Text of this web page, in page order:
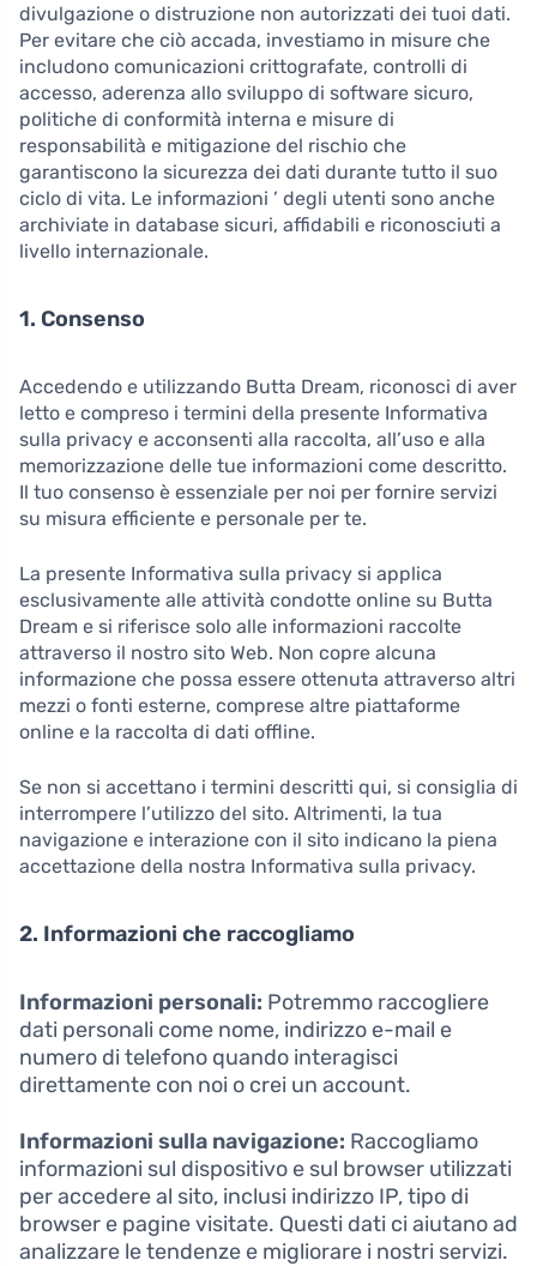
divulgazione o distruzione non autorizzati dei tuoi dati.
Per evitare che ciò accada, investiamo in misure che
includono comunicazioni crittografate, controlli di
accesso, aderenza allo sviluppo di software sicuro,
politiche di conformità interna e misure di
responsabilità e mitigazione del rischio che
garantiscono la sicurezza dei dati durante tutto il suo
ciclo di vita. Le informazioni ’ degli utenti sono anche
archiviate in database sicuri, affidabili e riconosciuti a
livello internazionale.
1. Consenso
Accedendo e utilizzando Butta Dream, riconosci di aver
letto e compreso i termini della presente Informativa
sulla privacy e acconsenti alla raccolta, all’uso e alla
memorizzazione delle tue informazioni come descritto.
Il tuo consenso è essenziale per noi per fornire servizi
su misura efficiente e personale per te.
La presente Informativa sulla privacy si applica
esclusivamente alle attività condotte online su Butta
Dream e si riferisce solo alle informazioni raccolte
attraverso il nostro sito Web. Non copre alcuna
informazione che possa essere ottenuta attraverso altri
mezzi o fonti esterne, comprese altre piattaforme
online e la raccolta di dati offline.
Se non si accettano i termini descritti qui, si consiglia di
interrompere l’utilizzo del sito. Altrimenti, la tua
navigazione e interazione con il sito indicano la piena
accettazione della nostra Informativa sulla privacy.
2. Informazioni che raccogliamo
Informazioni personali: Potremmo raccogliere
dati personali come nome, indirizzo e-mail e
numero di telefono quando interagisci
direttamente con noi o crei un account.
Informazioni sulla navigazione: Raccogliamo
informazioni sul dispositivo e sul browser utilizzati
per accedere al sito, inclusi indirizzo IP, tipo di
browser e pagine visitate. Questi dati ci aiutano ad
analizzare le tendenze e migliorare i nostri servizi.